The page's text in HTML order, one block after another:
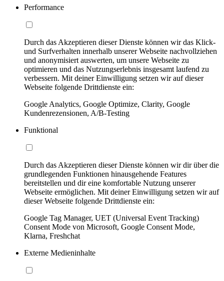
Performance
Durch das Akzeptieren dieser Dienste können wir das Klick-
und Surfverhalten innerhalb unserer Webseite nachvollziehen
und anonymisiert auswerten, um unsere Webseite zu
optimieren und das Nutzungserlebnis insgesamt laufend zu
verbessern. Mit deiner Einwilligung setzen wir auf dieser
Webseite folgende Drittdienste ein:
Google Analytics, Google Optimize, Clarity, Google
Kundenrezensionen, A/B-Testing
Funktional
Durch das Akzeptieren dieser Dienste können wir dir über die
grundlegenden Funktionen hinausgehende Features
bereitstellen und dir eine komfortable Nutzung unserer
Webseite ermöglichen. Mit deiner Einwilligung setzen wir auf
dieser Webseite folgende Drittdienste ein:
Google Tag Manager, UET (Universal Event Tracking)
Consent Mode von Microsoft, Google Consent Mode,
Klarna, Freshchat
Externe Medieninhalte